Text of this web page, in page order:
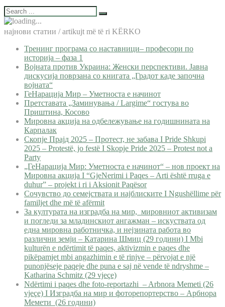
најнови статии / artikujt më të ri KËRKO
Тренинг програма со наставници– професори по
историја – фаза 1
Војната против Украина: Женски перспективи. Јавна
дискусија поврзана со книгата „Градот каде започна
војната“
ГеНарација Мир – Уметноста е начинот
Претставата „Заминувања / Largime“ гостува во
Приштина, Косово
Мировна акција на одбележување на годишнината на
Карпалак
Скопје Прајд 2025 – Протест, не забава I Pride Shkupi
2025 – Protestë, jo festë I Skopje Pride 2025 – Protest not a
Party
„ГеНарација Мир: Уметноста е начинот“ – нов проект на
Мировна акција I “GjeNerimi i Paqes – Arti është rruga e
duhur” – projekt i ri i Aksionit Paqësor
Сочувство до семејствата и најблиските I Ngushëllime për
familjet dhe më të afërmit
За културата на изградба на мир, мировниот активизам
и погледи за младинскиот ангажман – искуствата од
една мировна работничка, и нејзината работа во
различни земји – Катарина Шмиц (29 години) I Mbi
kulturën e ndërtimit të paqes, aktivizmin e paqes dhe
pikëpamjet mbi angazhimin e të rinjve – përvojat e një
punonjëseje paqeje dhe puna e saj në vende të ndryshme –
Katharina Schmitz (29 vjeçe)
Ndërtimi i paqes dhe foto-reportazhi – Arbnora Memeti (26
vjeçe) I Изградба на мир и фоторепортерство – Арбнора
Мемети (26 години)